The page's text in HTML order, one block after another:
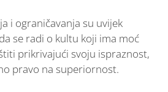
i ograničavanja su uvijek
se radi o kultu koji ima moć
prikrivajući svoju ispraznost,
pravo na superiornost.